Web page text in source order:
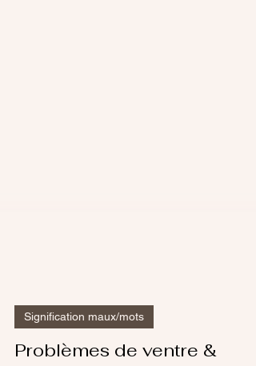
Signification maux/mots